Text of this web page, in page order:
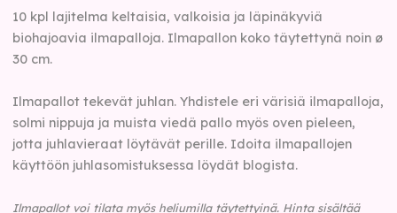
10 kpl lajitelma keltaisia, valkoisia ja läpinäkyviä
biohajoavia ilmapalloja. Ilmapallon koko täytettynä noin ø
30 cm.
Ilmapallot tekevät juhlan. Yhdistele eri värisiä ilmapalloja,
solmi nippuja ja muista viedä pallo myös oven pieleen,
jotta juhlavieraat löytävät perille. Idoita ilmapallojen
käyttöön juhlasomistuksessa löydät blogista.
Ilmapallot voi tilata myös heliumilla täytettyinä. Hinta sisältää